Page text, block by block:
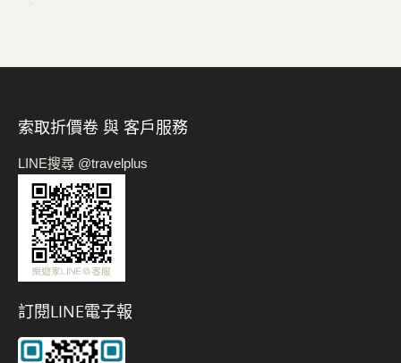
索取折價卷 與 客戶服務
LINE搜尋 @travelplus
訂閱LINE電子報